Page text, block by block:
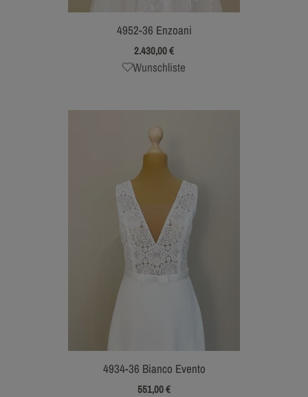
4952-36 Enzoani
2.430,00€
Wunschliste
4934-36 Bianco Evento
551,00€